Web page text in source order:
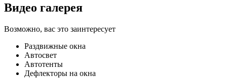
Видео галерея
Возможно, вас это заинтересует
Раздвижные окна
Автосвет
Автотенты
Дефлекторы на окна